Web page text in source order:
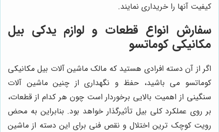
کیفیت آنها را خریداری نمایند.
سفارش انواع قطعات و لوازم یدکی بیل
مکانیکی کوماتسو
اگر از آن دسته افرادی هستید که مالک ماشین آلات بیل مکانیکی
کوماتسو می باشید، حفظ و نگهداری از چنین ماشین آلات
سنگینی از اهمیت بالایی برخوردار است چون هر کدام از قطعات،
بر روی عملکرد کلی بیل تأثیرگذار خواهد بود. بنابراین به محض
رویت کوچک ترین اختلال و نقص فنی برای این دسته از ماشین